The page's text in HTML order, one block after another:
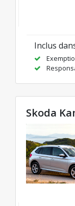
Inclus
Skoda